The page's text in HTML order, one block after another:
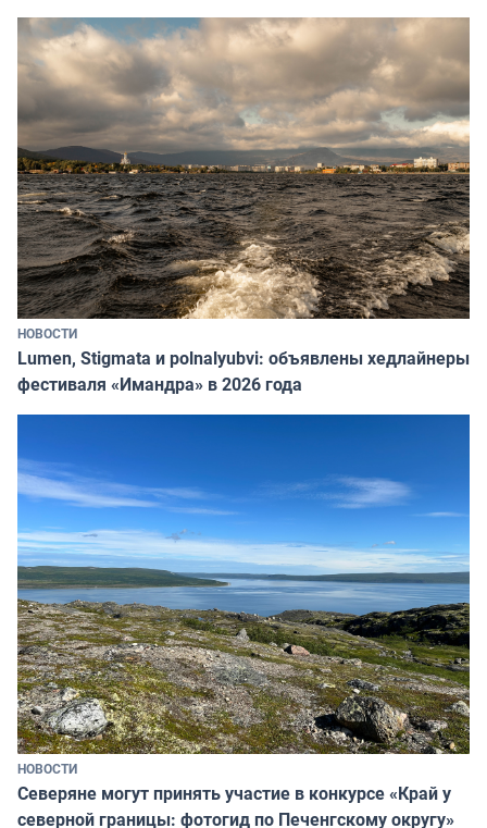
НОВОСТИ
Lumen, Stigmata и polnalyubvi: объявлены хедлайнеры
фестиваля «Имандра» в 2026 года
НОВОСТИ
Северяне могут принять участие в конкурсе «Край у
северной границы: фотогид по Печенгскому округу»